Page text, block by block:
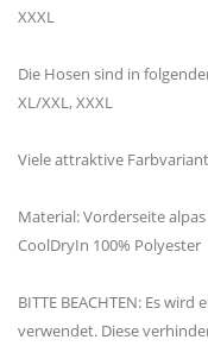
XXXL
Die Hosen sind in
XL/XXL, XXXL
Viele attraktive
Material: Vorderseite
CoolDryIn 100% Polyester
BITTE BEACHTEN: Es
verwendet. Diese